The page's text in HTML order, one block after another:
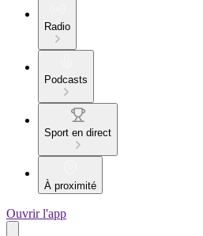
Radio
Podcasts
Sport en direct
À proximité
Ouvrir l'app